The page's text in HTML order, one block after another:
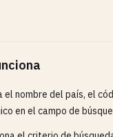
el nombre del país, el
en el campo de